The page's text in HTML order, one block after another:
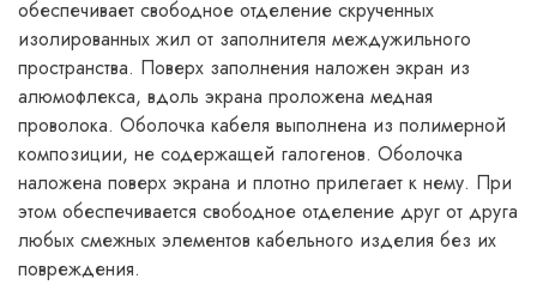
обеспечивает свободное отделение скрученных
изолированных жил от заполнителя междужильного
пространства. Поверх заполнения наложен экран из
алюмофлекса, вдоль экрана проложена медная
проволока. Оболочка кабеля выполнена из полимерной
композиции, не содержащей галогенов. Оболочка
наложена поверх экрана и плотно прилегает к нему. При
этом обеспечивается свободное отделение друг от друга
любых смежных элементов кабельного изделия без их
повреждения.